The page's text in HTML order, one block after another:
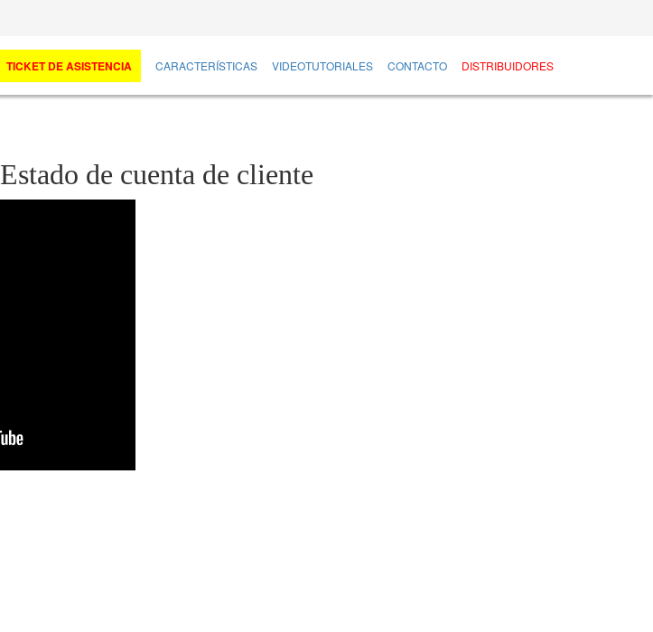
TICKET DE ASISTENCIA CARACTERÍSTICAS VIDEOTUTORIALES CONTACTO DISTRIBUIDORES
Estado de cuenta de cliente